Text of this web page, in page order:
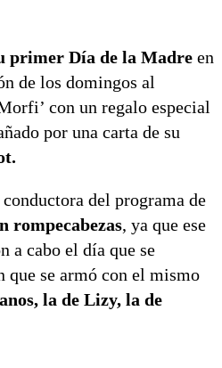
primer Día de la Madre en
de los domingos al
con un regalo especial
por una carta de su
del programa de
rompecabezas, ya que ese
a cabo el día que se
que se armó con el mismo
la de Lizy, la de